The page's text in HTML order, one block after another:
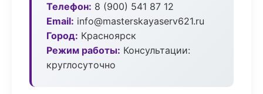
Телефон: 8 (900) 541 87 12
Email: info@masterskayaserv621.ru
Город: Красноярск
Режим работы: Консультации:
круглосуточно